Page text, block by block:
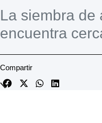
La siembra de
encuentra
Compartir